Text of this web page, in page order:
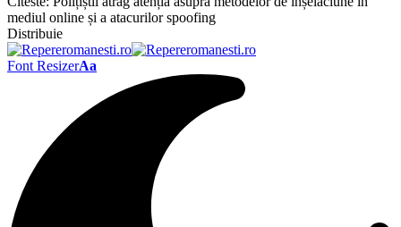
mediul online și a atacurilor spoofing
Distribuie
Font ResizerAa